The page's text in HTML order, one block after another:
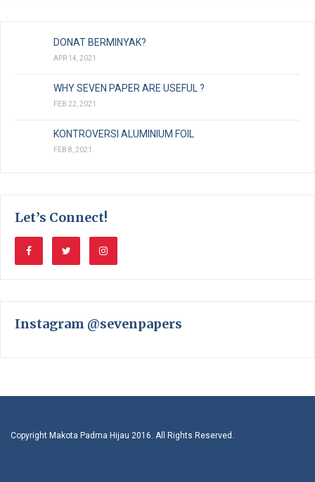
DONAT BERMINYAK?
APR 14, 2021
WHY SEVEN PAPER ARE USEFUL ?
FEB 22, 2021
KONTROVERSI ALUMINIUM FOIL
FEB 8, 2021
Let’s Connect!
Instagram @sevenpapers
Copyright Makota Padma Hijau 2016. All Rights Reserved.